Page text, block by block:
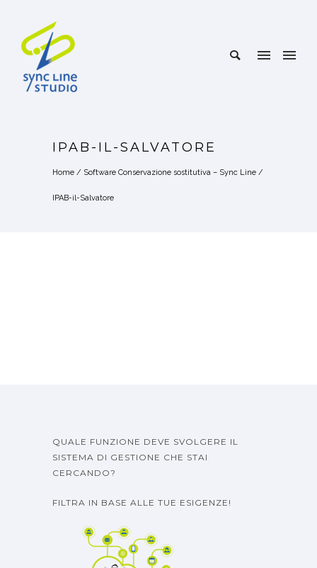
IPAB-IL-SALVATORE
Home / Software Conservazione sostitutiva – Sync Line /
IPAB-il-Salvatore
QUALE FUNZIONE DEVE SVOLGERE IL
SISTEMA DI GESTIONE CHE STAI
CERCANDO?
FILTRA IN BASE ALLE TUE ESIGENZE!